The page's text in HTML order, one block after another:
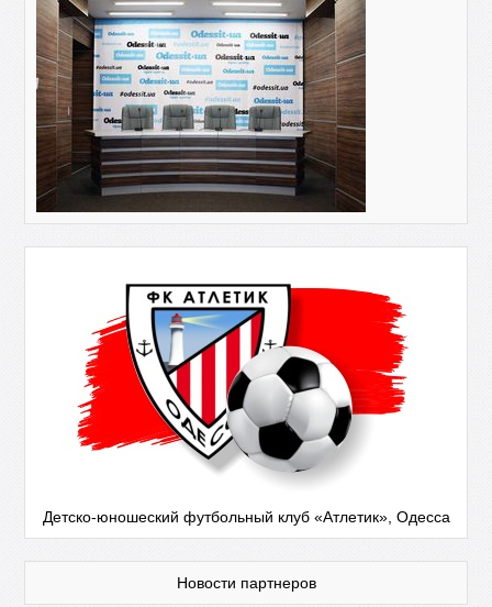
Детско-юношеский футбольный клуб «Атлетик», Одесса
Новости партнеров